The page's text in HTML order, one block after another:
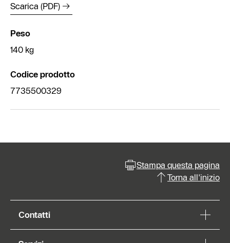
Scarica (PDF)
Peso
140 kg
Codice prodotto
7735500329
Stampa questa pagina
Torna all'inizio
Contatti